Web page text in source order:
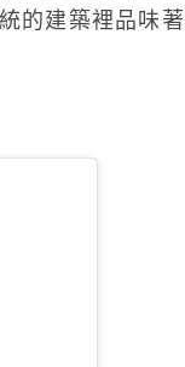
的建築裡品味著